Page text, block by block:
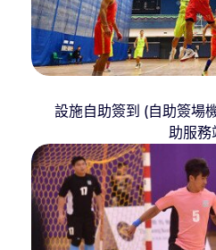
設施自助簽到 (自助簽場
助服務